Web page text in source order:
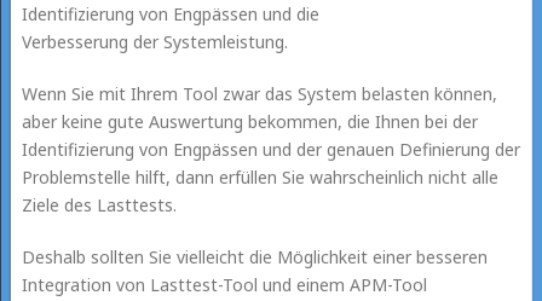
Identifizierung von Engpässen und die
Verbesserung der Systemleistung.
Wenn Sie mit Ihrem Tool zwar das System belasten können,
aber keine gute Auswertung bekommen, die Ihnen bei der
Identifizierung von Engpässen und der genauen Definierung der
Problemstelle hilft, dann erfüllen Sie wahrscheinlich nicht alle
Ziele des Lasttests.
Deshalb sollten Sie vielleicht die Möglichkeit einer besseren
Integration von Lasttest-Tool und einem APM-Tool